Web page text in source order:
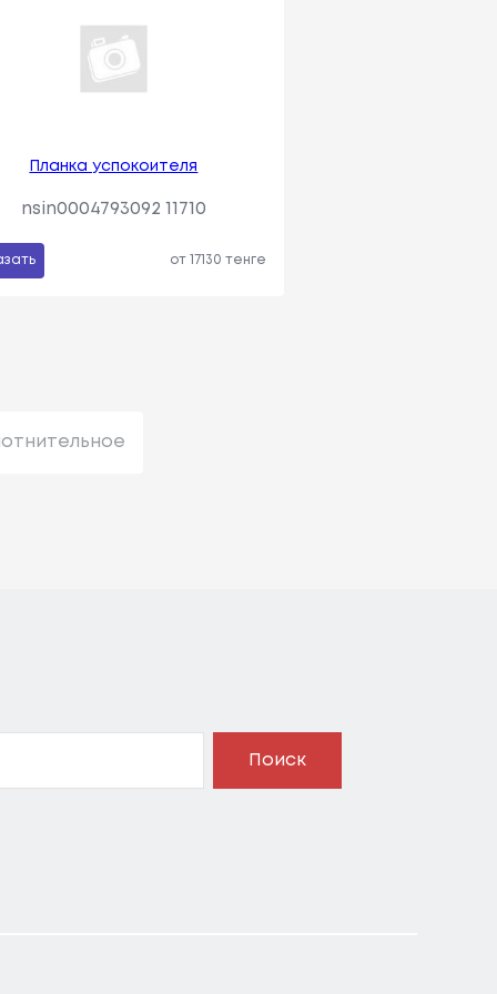
Планка успокоителя
nsin0004793092 11710
от 17130 тенге
Поиск